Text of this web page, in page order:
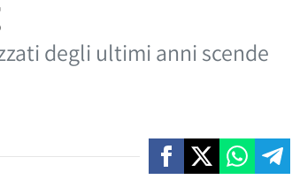
degli ultimi anni scende